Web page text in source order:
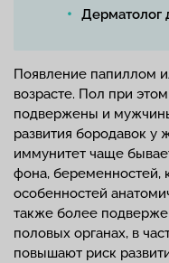
Дерматолог
Появление папиллом
возрасте. Пол при
подвержены и
развития бородавок
иммунитет чаще
фона, беременностей,
особенностей
также более
половых органах, в
повышают риск